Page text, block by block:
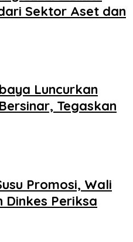
Sektor Aset dan
Luncurkan
Tegaskan
Promosi, Wali
Dinkes Periksa